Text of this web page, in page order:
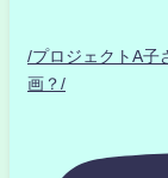
/プロジェクトA
画？/